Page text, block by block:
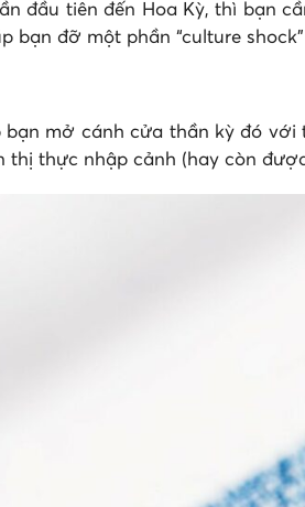
đầu tiên đến Hoa Kỳ, thì bạn
đỡ một phần “culture
mở cánh cửa thần kỳ đó
thực nhập cảnh (hay còn